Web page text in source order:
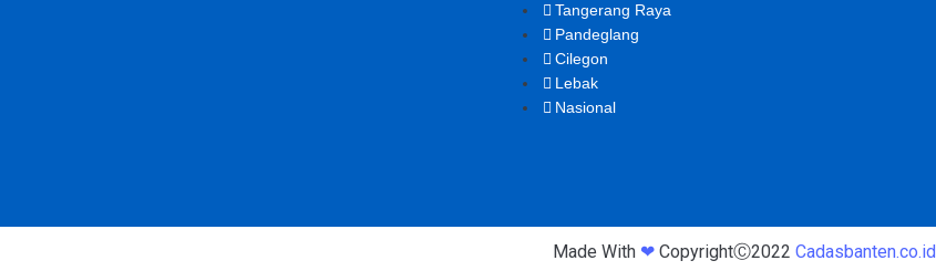
Tangerang Raya
Pandeglang
Cilegon
Lebak
Nasional
Made With ❤ CopyrightⒸ2022 Cadasbanten.co.id